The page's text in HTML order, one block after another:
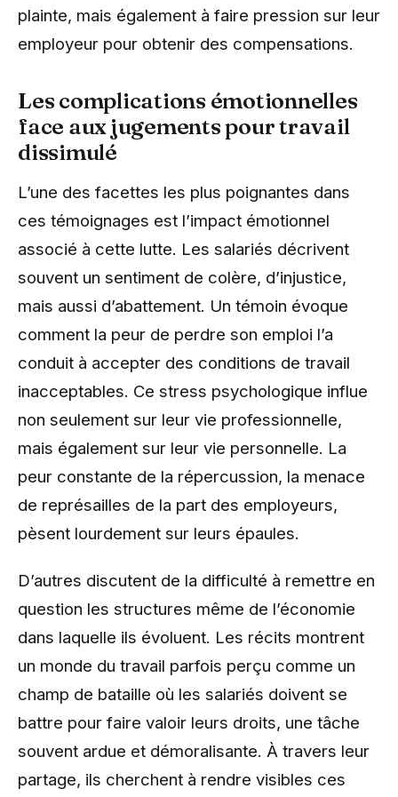
plainte, mais également à faire pression sur leur
employeur pour obtenir des compensations.
Les complications émotionnelles
face aux jugements pour travail
dissimulé
L’une des facettes les plus poignantes dans
ces témoignages est l’impact émotionnel
associé à cette lutte. Les salariés décrivent
souvent un sentiment de colère, d’injustice,
mais aussi d’abattement. Un témoin évoque
comment la peur de perdre son emploi l’a
conduit à accepter des conditions de travail
inacceptables. Ce stress psychologique influe
non seulement sur leur vie professionnelle,
mais également sur leur vie personnelle. La
peur constante de la répercussion, la menace
de représailles de la part des employeurs,
pèsent lourdement sur leurs épaules.
D’autres discutent de la difficulté à remettre en
question les structures même de l’économie
dans laquelle ils évoluent. Les récits montrent
un monde du travail parfois perçu comme un
champ de bataille où les salariés doivent se
battre pour faire valoir leurs droits, une tâche
souvent ardue et démoralisante. À travers leur
partage, ils cherchent à rendre visibles ces